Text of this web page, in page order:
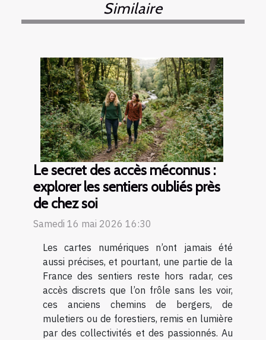
Similaire
Le secret des accès méconnus :
explorer les sentiers oubliés près
de chez soi
Samedi 16 mai 2026 16:30
Les cartes numériques n’ont jamais été
aussi précises, et pourtant, une partie de la
France des sentiers reste hors radar, ces
accès discrets que l’on frôle sans les voir,
ces anciens chemins de bergers, de
muletiers ou de forestiers, remis en lumière
par des collectivités et des passionnés. Au